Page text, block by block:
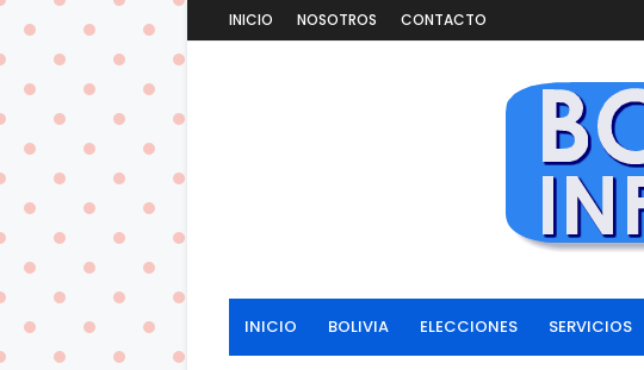
INICIO NOSOTROS CONTACTO
INICIO BOLIVIA ELECCIONES SERVICIOS